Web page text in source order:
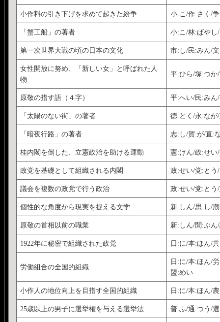
小作料の引き下げを求めて起きた紛争 小:こ/作:さく/
「蟹工船」の著者 小:こ/林:ばやし
第一次世界大戦の頃の日本の文化 市:し/民:みん/
女性開放に努め、「新しい女」と呼ばれた人
物
平:ひら/塚:つか
原敬の指す語（４字） 平:へい/民:みん
「太陽のない街」の著者 徳:とく/永:なが
「暗夜行路」の著者 志:し/賀:が/直:
桂内閣を倒した、立憲政治を助ける運動 憲:けん/政:せい
政党を基礎として組織される内閣 政:せい/党:とう
議会を複数の政党で行う政治 政:せい/党:とう
個性的な角度から現実を捉える文学 新:しん/思:し/
原敬の首相以前の職業 新:しん/聞:ぶん
1922年に秘密で組織された政党 日:に/本:ほん/
労働組合の全国的組織
日:に/本:ほん/
盟:めい
小作人の地位向上を目指す全国的組織 日:に/本:ほん/
25歳以上の男子に選挙権を与える選挙法 普:ふ/通:つう/